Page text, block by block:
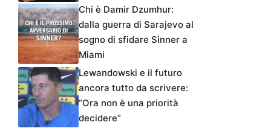
Chi è Damir Dzumhur:
dalla guerra di Sarajevo al
sogno di sfidare Sinner a
Miami
Lewandowski e il futuro
ancora tutto da scrivere:
“Ora non è una priorità
decidere”